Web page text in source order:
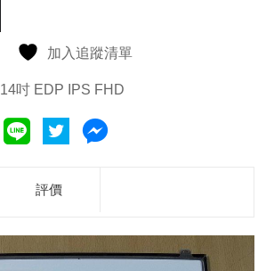
加入追蹤清單
14吋 EDP IPS FHD
評價